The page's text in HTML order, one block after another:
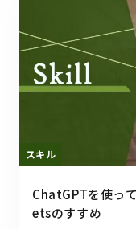
スキル
ChatGPTを使っ
etsのすすめ